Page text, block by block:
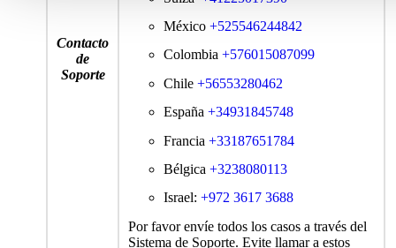
Contacto
de
Soporte
México +525546244842
Colombia +576015087099
Chile +56553280462
España +34931845748
Francia +33187651784
Bélgica +3238080113
Israel: +972 3617 3688
Por favor envíe todos los casos a través del
Sistema de Soporte. Evite llamar a estos